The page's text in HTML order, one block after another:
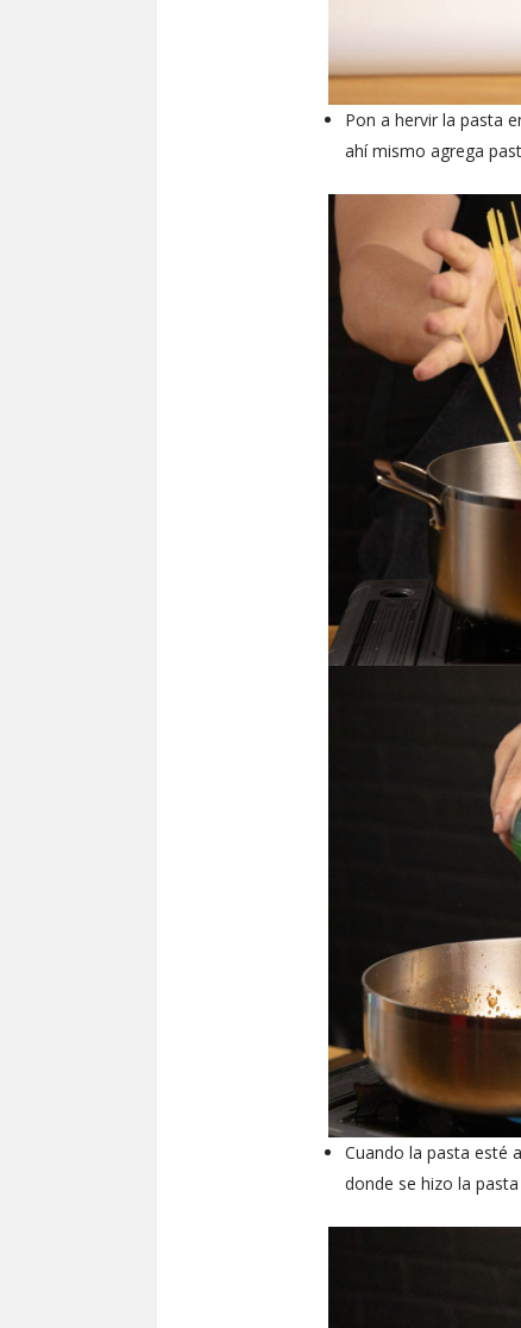
Pon a hervir la pasta
ahí mismo agrega
Cuando la pasta esté
donde se hizo la